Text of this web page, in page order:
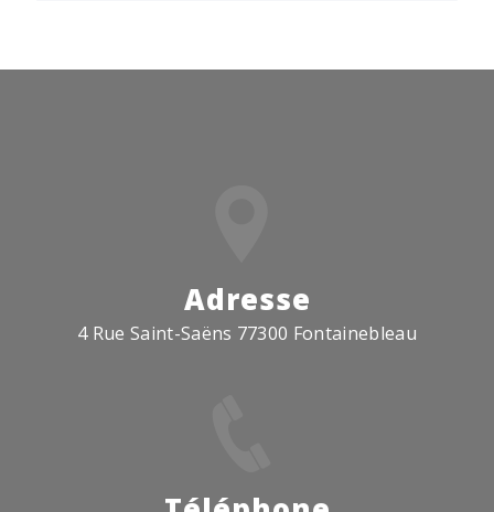
Adresse
4 Rue Saint-Saëns 77300 Fontainebleau